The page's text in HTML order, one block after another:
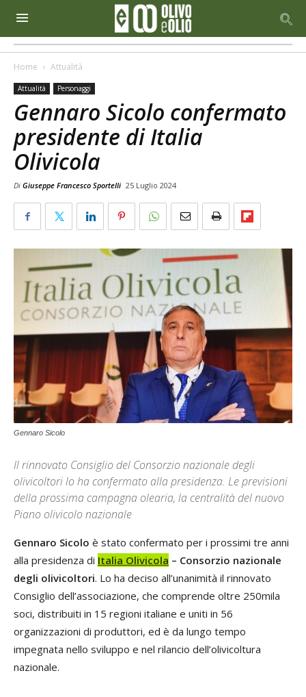
Home Attualità
Attualità Personaggi
Gennaro Sicolo confermato
presidente di Italia
Olivicola
Di Giuseppe Francesco Sportelli 25 Luglio 2024
Gennaro Sicolo
Il rinnovato Consiglio del Consorzio nazionale degli
olivicoltori lo ha confermato alla presidenza. Le previsioni
della prossima campagna olearia, la centralità del nuovo
Piano olivicolo nazionale
Gennaro Sicolo è stato confermato per i prossimi tre anni
alla presidenza di Italia Olivicola – Consorzio nazionale
degli olivicoltori. Lo ha deciso all’unanimità il rinnovato
Consiglio dell’associazione, che comprende oltre 250mila
soci, distribuiti in 15 regioni italiane e uniti in 56
organizzazioni di produttori, ed è da lungo tempo
impegnata nello sviluppo e nel rilancio dell’olivicoltura
nazionale.